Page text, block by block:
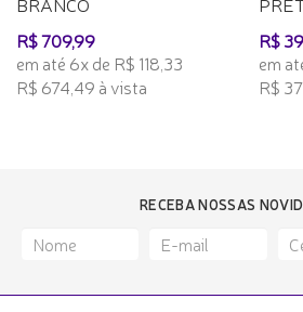
R$ 709,99
em até 6x de R$ 118,33
R$ 674,49 à vista
R$
em
R$
RECEBA NOSSAS